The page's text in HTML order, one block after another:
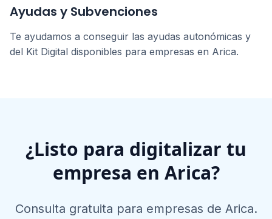
Ayudas y Subvenciones
Te ayudamos a conseguir las ayudas autonómicas y
del Kit Digital disponibles para empresas en Arica.
¿Listo para digitalizar tu
empresa en Arica?
Consulta gratuita para empresas de Arica.